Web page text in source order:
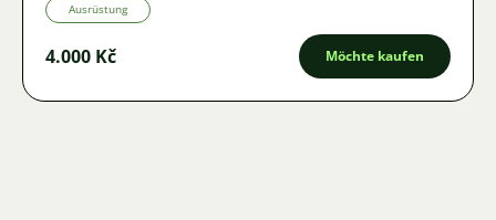
Ausrüstung
4.000 Kč Möchte kaufen